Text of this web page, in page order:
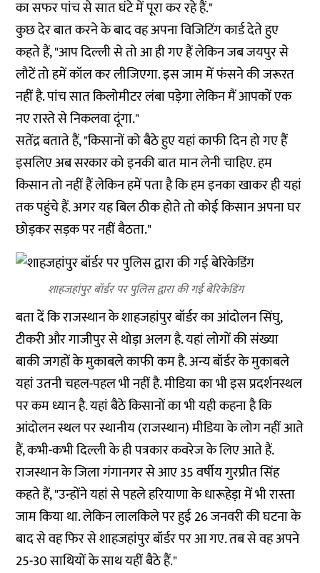
का सफर पांच से सात घंटे में पूरा कर रहे हैं."
कुछ देर बात करने के बाद वह अपना विजिटिंग कार्ड देते हुए
कहते हैं, "आप दिल्ली से तो आ ही गए हैं लेकिन जब जयपुर से
लौटें तो हमें कॉल कर लीजिएगा. इस जाम में फंसने की जरूरत
नहीं है. पांच सात किलोमीटर लंबा पड़ेगा लेकिन मैं आपकों एक
नए रास्ते से निकलवा दूंगा."
सतेंद्र बताते हैं, "किसानों को बैठे हुए यहां काफी दिन हो गए हैं
इसलिए अब सरकार को इनकी बात मान लेनी चाहिए. हम
किसान तो नहीं हैं लेकिन हमें पता है कि हम इनका खाकर ही यहां
तक पहुंचे हैं. अगर यह बिल ठीक होते तो कोई किसान अपना घर
छोड़कर सड़क पर नहीं बैठता."
शाहजहांपुर बॉर्डर पर पुलिस द्वारा की गई बेरिकेडिंग
बता दें कि राजस्थान के शाहजहांपुर बॉर्डर का आंदोलन सिंघु,
टीकरी और गाजीपुर से थोड़ा अलग है. यहां लोगों की संख्या
बाकी जगहों के मुकाबले काफी कम है. अन्य बॉर्डर के मुकाबले
यहां उतनी चहल-पहल भी नहीं है. मीडिया का भी इस प्रदर्शनस्थल
पर कम ध्यान है. यहां बैठे किसानों का भी यही कहना है कि
आंदोलन स्थल पर स्थानीय (राजस्थान) मीडिया के लोग नहीं आते
हैं, कभी-कभी दिल्ली के ही पत्रकार कवरेज के लिए आते हैं.
राजस्थान के जिला गंगानगर से आए 35 वर्षीय गुरप्रीत सिंह
कहते हैं, "उन्होंने यहां से पहले हरियाणा के धारूहेड़ा में भी रास्ता
जाम किया था. लेकिन लालकिले पर हुई 26 जनवरी की घटना के
बाद से वह फिर से शाहजहांपुर बॉर्डर पर आ गए. तब से वह अपने
25-30 साथियों के साथ यहीं बैठे हैं."